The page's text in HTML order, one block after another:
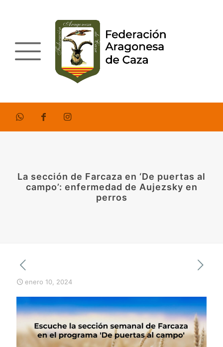
La sección de Farcaza en ‘De puertas al
campo’: enfermedad de Aujezsky en
perros
enero 10, 2024